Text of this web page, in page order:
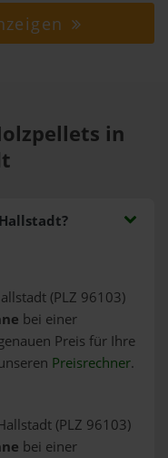
in
(PLZ 96103)
bei einer
Preis für Ihre
Preisrechner.
(PLZ 96103)
bei einer